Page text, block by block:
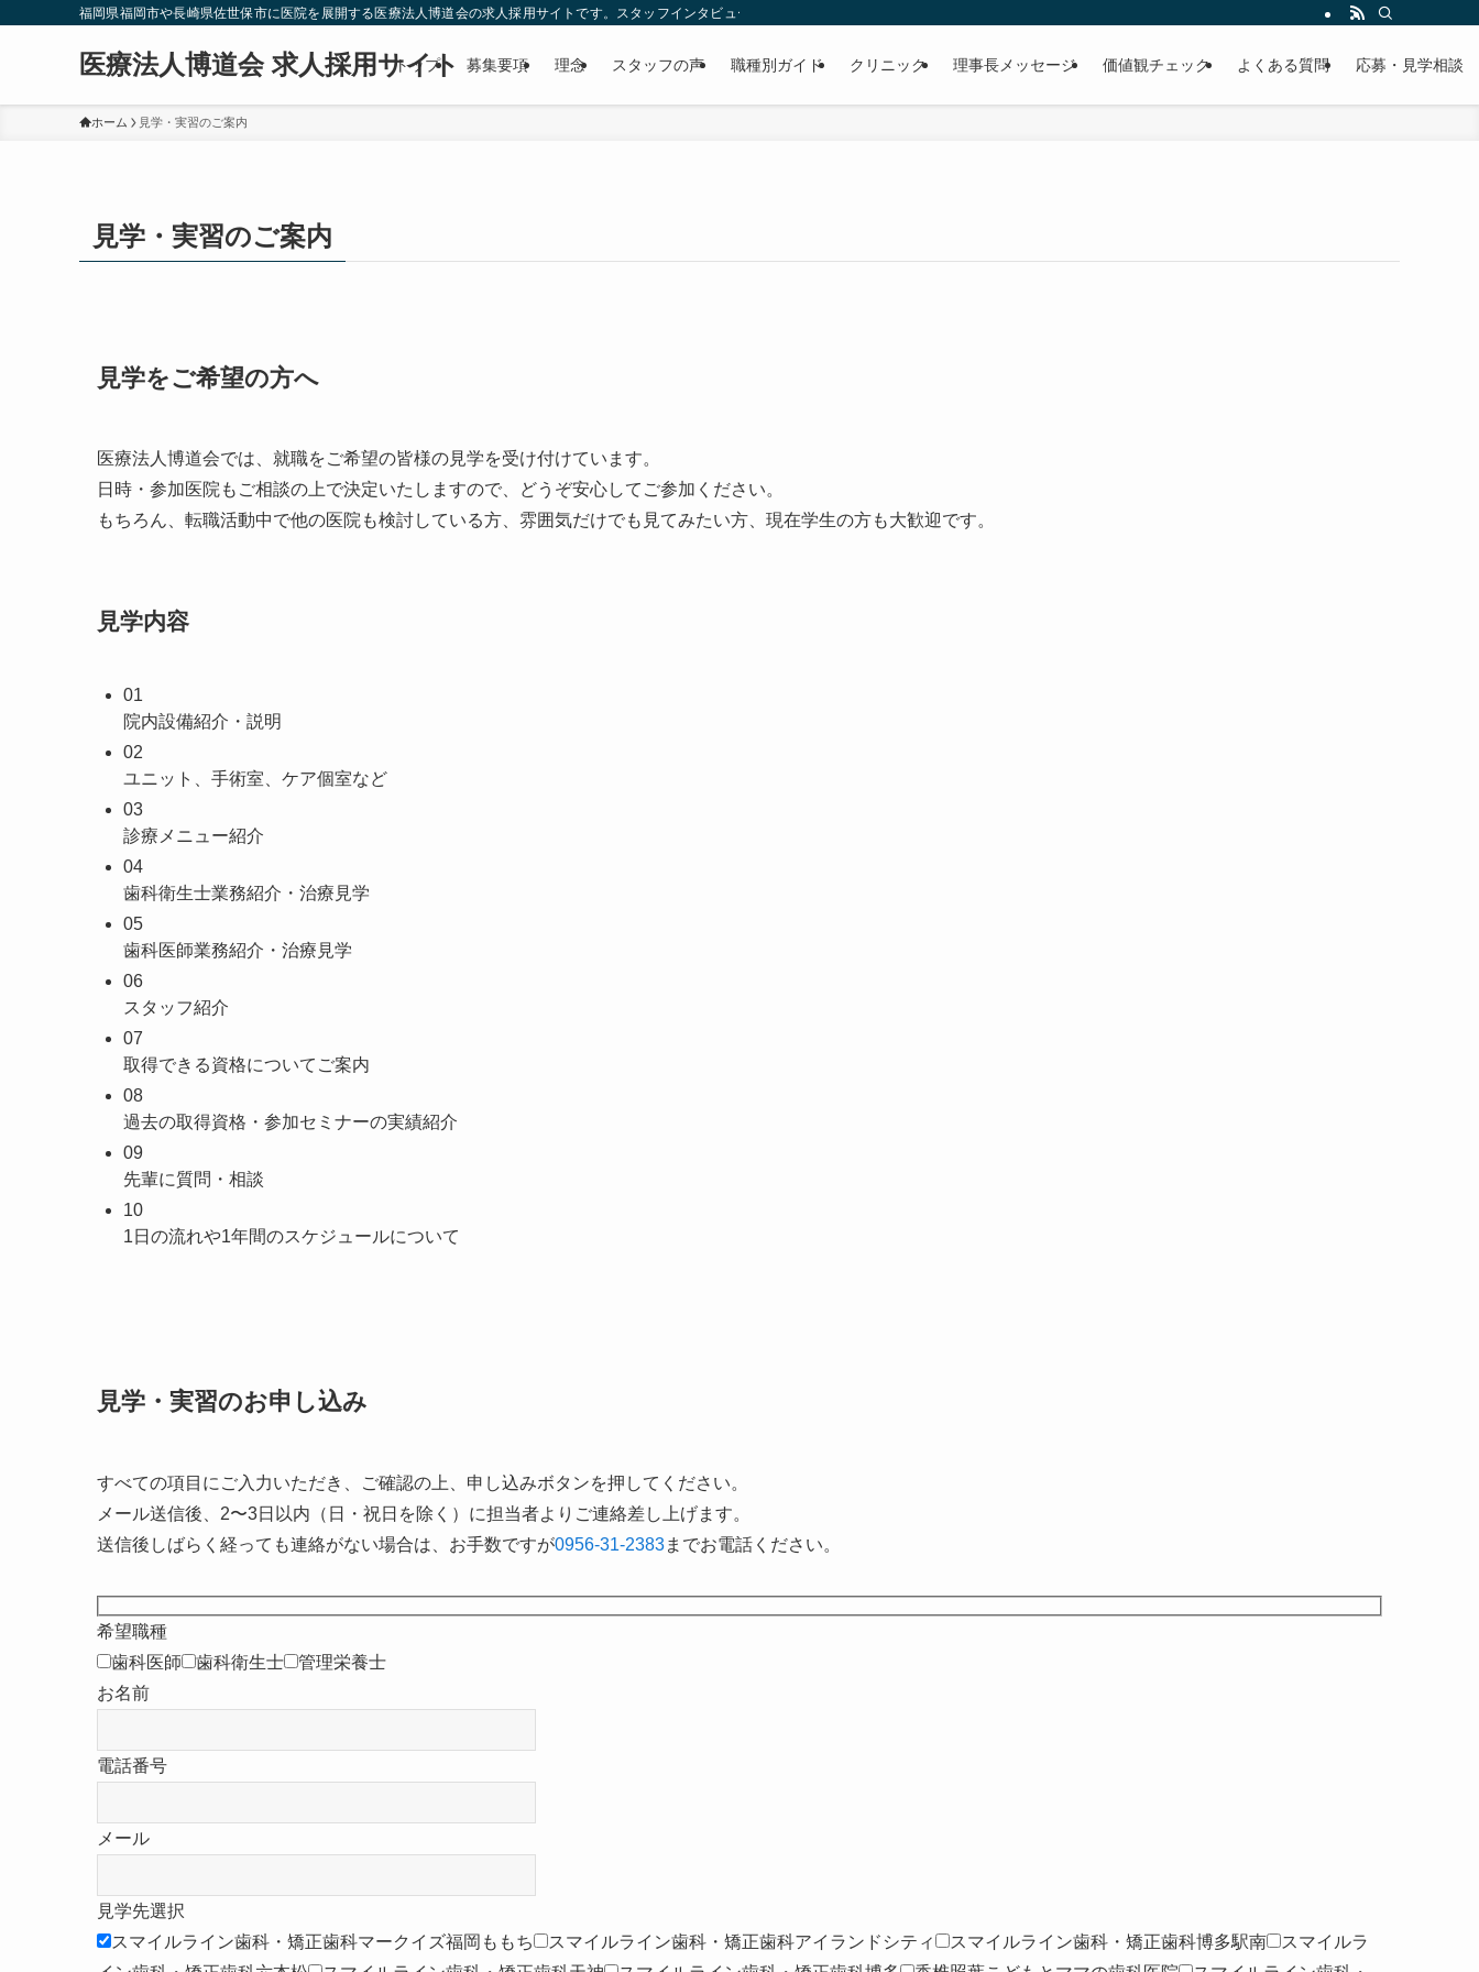
福岡県福岡市や長崎県佐世保市に医院を展開する医療法人博道会の求人採用サイトです。スタッフインタビューや福利厚生、理事長に聞く99の質問など採用に関する情報をご紹介します。
医療法人博道会 求人採用サイト
トップ 募集要項 理念 スタッフの声 職種別ガイド クリニック 理事長メッセージ 価値観チェック よくある質問 応募・見学相談
ホーム 見学・実習のご案内
見学・実習のご案内
見学をご希望の方へ
医療法人博道会では、就職をご希望の皆様の見学を受け付けています。
日時・参加医院もご相談の上で決定いたしますので、どうぞ安心してご参加ください。
もちろん、転職活動中で他の医院も検討している方、雰囲気だけでも見てみたい方、現在学生の方も大歓迎です。
見学内容
01
院内設備紹介・説明
02
ユニット、手術室、 ケア個室など
03
診療メニュー紹介
04
歯科衛生士業務紹介・ 治療見学
05
歯科医師業務紹介・ 治療見学
06
スタッフ紹介
07
取得できる資格についてご案内
08
過去の取得資格・ 参加セミナーの実績紹介
09
先輩に質問・相談
10
1日の流れや1年間のスケジュールについて
見学・実習のお申し込み
すべての項目にご入力いただき、ご確認の上、申し込みボタンを押してください。
メール送信後、2〜3日以内（日・祝日を除く）に担当者よりご連絡差し上げます。
送信後しばらく経っても連絡がない場合は、お手数ですが0956-31-2383までお電話ください。
希望職種
歯科医師
歯科衛生士
管理栄養士
お名前
電話番号
メール
見学先選択
スマイルライン歯科・矯正歯科マークイズ福岡ももち
スマイルライン歯科・矯正歯科アイランドシティ スマイルライン歯科・矯正歯科博多駅南
スマイルラ